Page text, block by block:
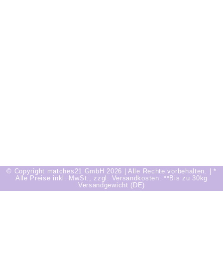
© Copyright matches21 GmbH 2026 | Alle Rechte vorbehalten. | *
Alle Preise inkl. MwSt., zzgl. Versandkosten. **Bis zu 30kg
Versandgewicht (DE)